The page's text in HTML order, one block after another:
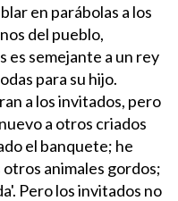
en parábolas a los
del pueblo,
es semejante a un rey
para su hijo.
a los invitados, pero
a otros criados
el banquete; he
animales gordos;
Pero los invitados no